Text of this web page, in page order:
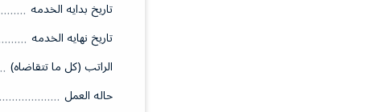
تاريخ بدايه الخدمه
تاريخ نهايه الخدمه
الراتب (كل ما تتقاضاه)
حاله العمل